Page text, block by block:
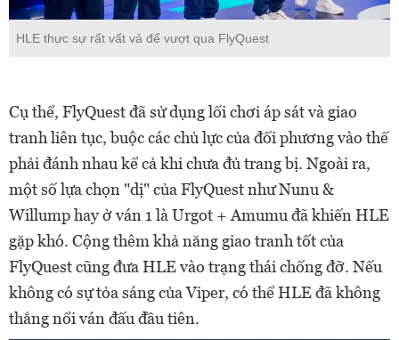
HLE thực sự rất vất vả để vượt qua FlyQuest
Cụ thể, FlyQuest đã sử dụng lối chơi áp sát và giao
tranh liên tục, buộc các chủ lực của đối phương vào thế
phải đánh nhau kể cả khi chưa đủ trang bị. Ngoài ra,
một số lựa chọn "dị" của FlyQuest như Nunu &
Willump hay ở ván 1 là Urgot + Amumu đã khiến HLE
gặp khó. Cộng thêm khả năng giao tranh tốt của
FlyQuest cũng đưa HLE vào trạng thái chống đỡ. Nếu
không có sự tỏa sáng của Viper, có thể HLE đã không
thắng nổi ván đấu đầu tiên.